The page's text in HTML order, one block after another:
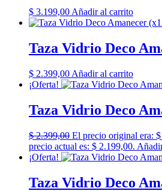
$ 3.199,00 Añadir al carrito
Taza Vidrio Deco
$ 2.399,00 Añadir al carrito
¡Oferta!
Taza Vidrio Deco
$2.399,00 El precio original era:
precio actual es: $ 2.199,00.
¡Oferta!
Taza Vidrio Deco